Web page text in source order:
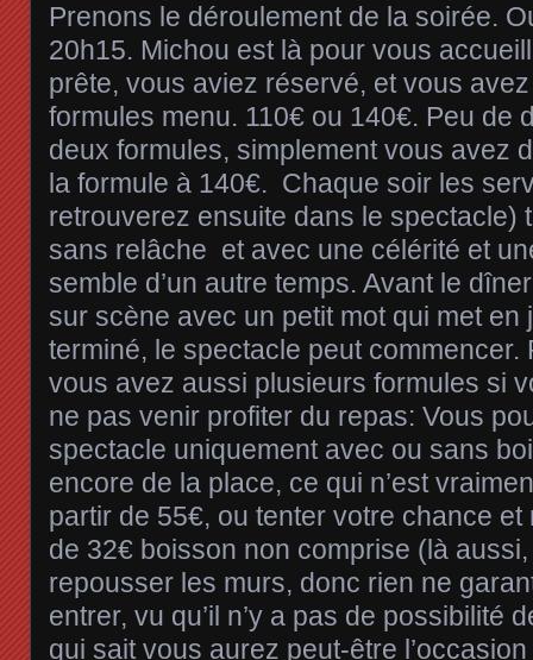
Prenons le déroulement de la soirée.
20h15. Michou est là pour vous
prête, vous aviez réservé, et vous
formules menu. 110€ ou 140€. Peu de
deux formules, simplement vous avez
la formule à 140€. Chaque soir les
retrouverez ensuite dans le spectacle)
sans relâche et avec une célérité et
semble d’un autre temps. Avant le
sur scène avec un petit mot qui met en
terminé, le spectacle peut commencer.
vous avez aussi plusieurs formules si
ne pas venir profiter du repas: Vous
spectacle uniquement avec ou sans
encore de la place, ce qui n’est
partir de 55€, ou tenter votre chance
de 32€ boisson non comprise (là
repousser les murs, donc rien ne
entrer, vu qu’il n’y a pas de possibilité
qui sait vous aurez peut-être